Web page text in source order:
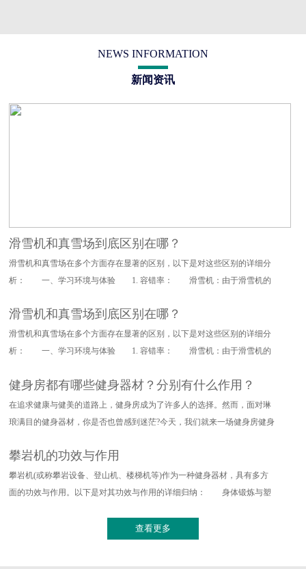
NEWS INFORMATION
新闻资讯
滑雪机和真雪场到底区别在哪？
雪机和真雪场在多个方面存在显著的区别，以下是对这些区别的详细分
析： 一、学习环境与体验 1. 容错率： 滑雪机：由于滑雪机的
滑雪机和真雪场到底区别在哪？
雪机和真雪场在多个方面存在显著的区别，以下是对这些区别的详细分
析： 一、学习环境与体验 1. 容错率： 滑雪机：由于滑雪机的
健身房都有哪些健身器材？分别有什么作用？
追求健康与健美的道路上，健身房成为了许多人的选择。然而，面对琳
琅满目的健身器材，你是否也曾感到迷茫?今天，我们就来一场健身房健身
攀岩机的功效与作用
岩机(或称攀岩设备、登山机、楼梯机等)作为一种健身器材，具有多方
面的功效与作用。以下是对其功效与作用的详细归纳： 身体锻炼与塑
查看更多